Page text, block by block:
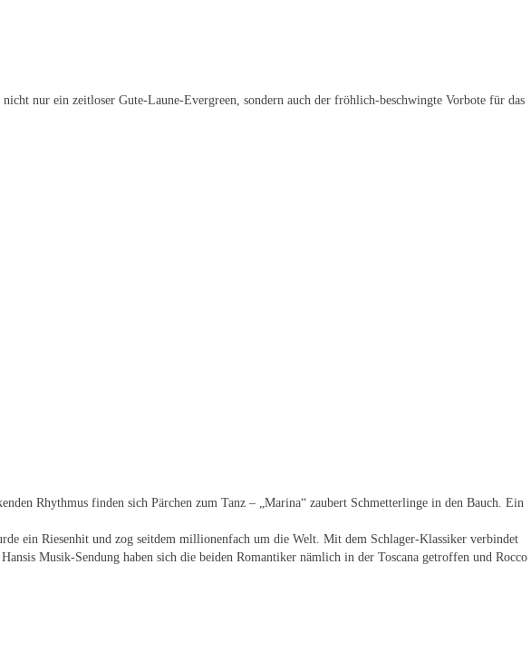
nur ein zeitloser Gute-Laune-Evergreen, sondern auch der fröhlich-beschwingte Vorbote für das
Rhythmus finden sich Pärchen zum Tanz – „Marina“ zaubert Schmetterlinge in den Bauch. Ein
ein Riesenhit und zog seitdem millionenfach um die Welt. Mit dem Schlager-Klassiker verbindet
Musik-Sendung haben sich die beiden Romantiker nämlich in der Toscana getroffen und Rocco